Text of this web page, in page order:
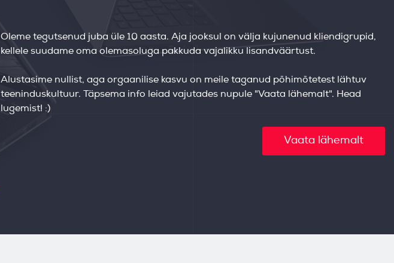
Oleme tegutsenud juba üle 10 aasta. Aja jooksul on välja kujunenud kliendigrupid,
kellele suudame oma olemasoluga pakkuda vajalikku lisandväärtust.
Alustasime nullist, aga orgaanilise kasvu on meile taganud põhimõtetest lähtuv
teeninduskultuur. Täpsema info leiad vajutades nupule "Vaata lähemalt". Head
lugemist! :)
Vaata lähemalt